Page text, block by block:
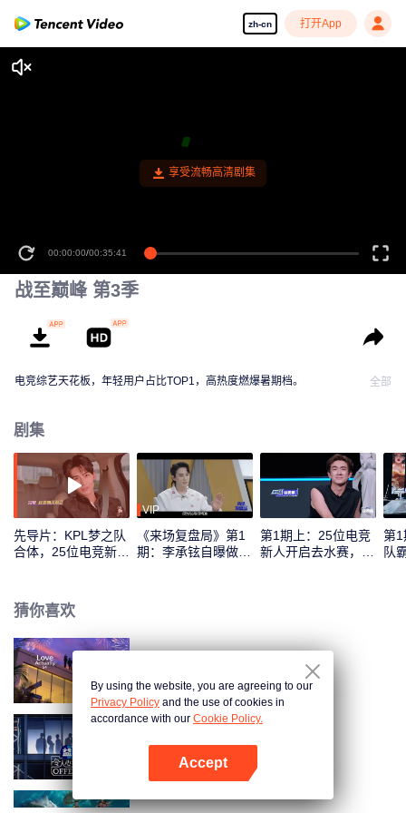
zh-cn 打开App
00:00:00/00:35:41
战至巅峰 第3季
电竞综艺天花板，年轻用户占比TOP1，高热度燃爆暑期档。 全部
剧集
先导片：KPL梦之队
合体，25位电竞新人
VIP
《来场复盘局》第1
期：李承铉自曝做
第1期上：25位电竞
新人开启去水赛，谁
第1
队
猜你喜欢
令人心动的offer 第6季
By using the website, you are agreeing to our
Privacy Policy and the use of cookies in
accordance with our Cookie Policy.
Accept